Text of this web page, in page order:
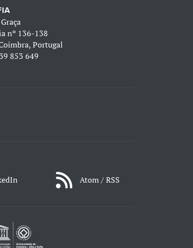
nº 136-138
Portugal
853 649
Atom / RSS